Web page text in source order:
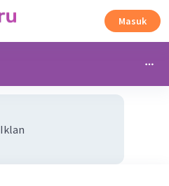
Masuk
Iklan